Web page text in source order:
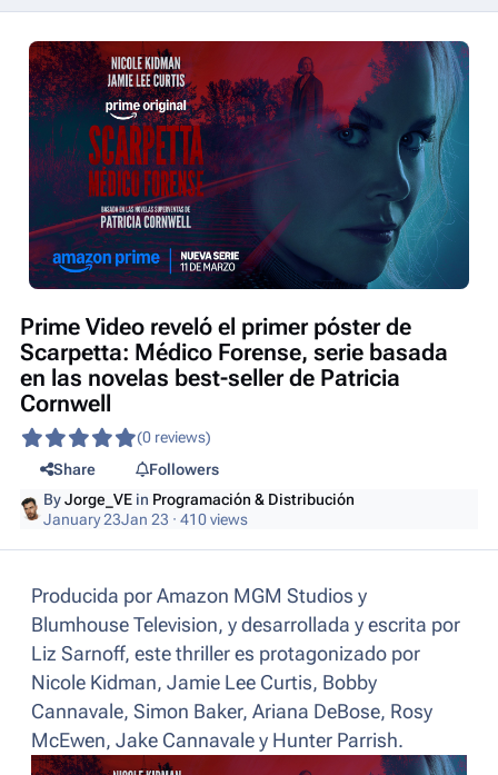
Prime Video reveló el primer póster de
Scarpetta: Médico Forense, serie basada
en las novelas best-seller de Patricia
Cornwell
(0 reviews)
Share
Followers
ByJorge_VE in Programación & Distribución
January 23Jan 23 · 410 views
Producida por Amazon MGM Studios y
Blumhouse Television, y desarrollada y escrita por
Liz Sarnoff, este thriller es protagonizado por
Nicole Kidman, Jamie Lee Curtis, Bobby
Cannavale, Simon Baker, Ariana DeBose, Rosy
McEwen, Jake Cannavale y Hunter Parrish.